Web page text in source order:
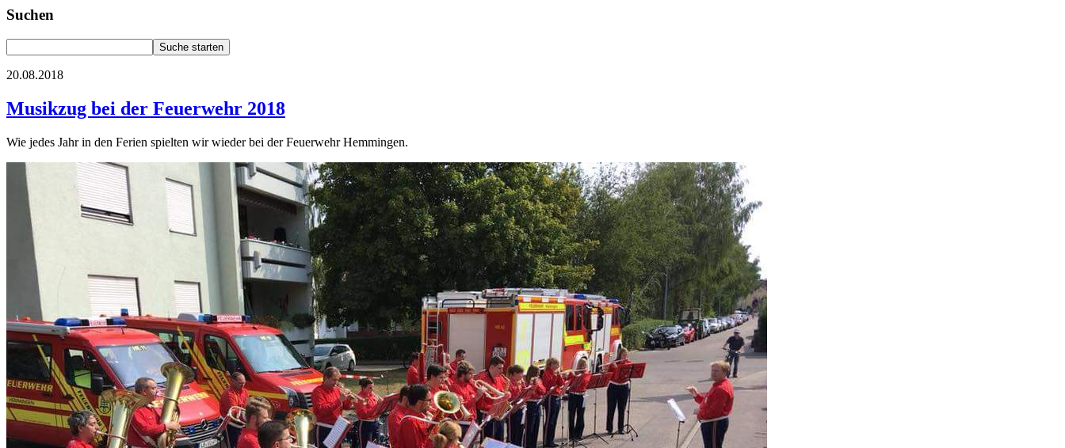
Suchen
20.08.2018
Musikzug bei der Feuerwehr 2018
Wie jedes Jahr in den Ferien spielten wir wieder bei der Feuerwehr Hemmingen.